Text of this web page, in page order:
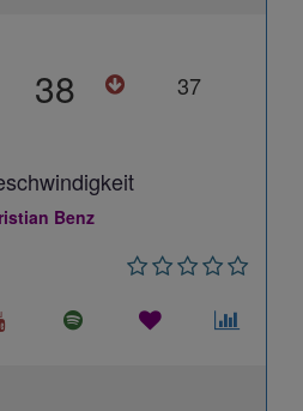
38 37
Benz